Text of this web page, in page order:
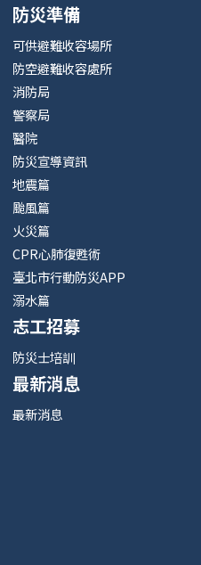
防災準備
可供避難收容場所
防空避難收容處所
消防局
警察局
醫院
防災宣導資訊
地震篇
颱風篇
火災篇
CPR心肺復甦術
臺北市行動防災APP
溺水篇
志工招募
防災士培訓
最新消息
最新消息